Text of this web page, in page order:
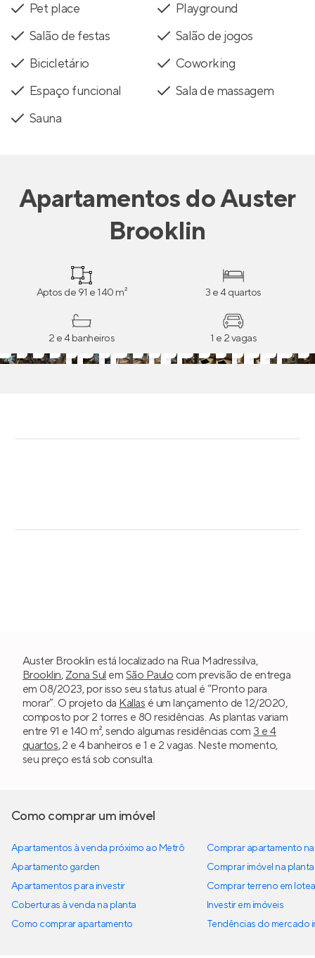
Pet place
Playground
Salão de festas
Salão de jogos
Bicicletário
Coworking
Espaço funcional
Sala de massagem
Sauna
ApartamentosdoAuster
Brooklin
Aptos de 91 e 140 m² 3 e 4 quartos
2 e 4 banheiros 1 e 2 vagas
Auster Brooklin está localizado na Rua Madressilva,
Brooklin, Zona Sul em São Paulo com previsão de entrega
em 08/2023, por isso seu status atual é “Pronto para
morar”. O projeto da Kallas é um lançamento de 12/2020,
composto por 2 torres e 80 residências. As plantas variam
entre 91 e 140 m², sendo algumas residências com 3 e 4
quartos, 2 e 4 banheiros e 1 e 2 vagas. Neste momento,
seu preço está sob consulta.
Como comprar um imóvel
Apartamentos à venda próximo ao Metrô
Apartamento garden
Apartamentos para investir
Coberturas à venda na planta
Como comprar apartamento
Comprar apartamento
Comprar imóvel na planta
Comprar terreno em
Investir em imóveis
Tendências do mercado